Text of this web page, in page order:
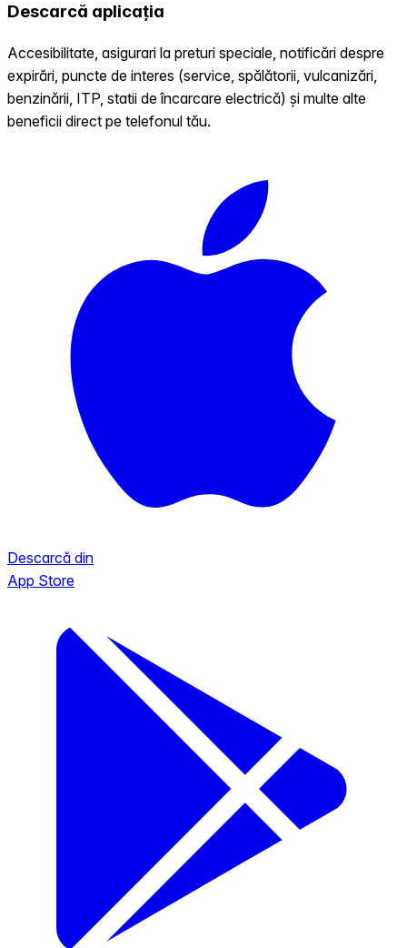
Descarcă aplicația
Accesibilitate, asigurari la preturi speciale, notificări despre
expirări, puncte de interes (service, spălătorii, vulcanizări,
benzinării, ITP, statii de încarcare electrică) și multe alte
beneficii direct pe telefonul tău.
Descarcă din
App Store